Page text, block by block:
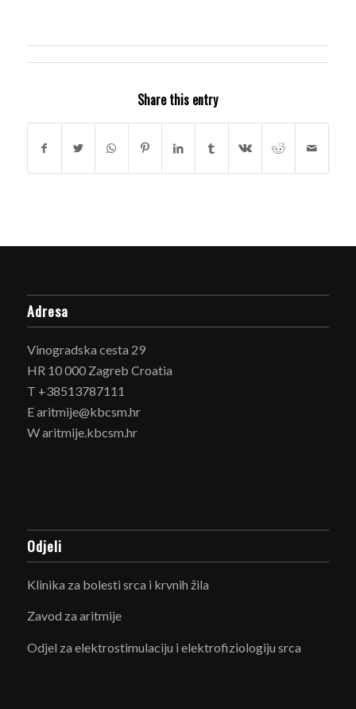
Share this entry
Adresa
Vinogradska cesta 29
HR 10 000 Zagreb Croatia
T +38513787111
E aritmije@kbcsm.hr
W aritmije.kbcsm.hr
Odjeli
Klinika za bolesti srca i krvnih žila
Zavod za aritmije
Odjel za elektrostimulaciju i elektrofiziologiju srca